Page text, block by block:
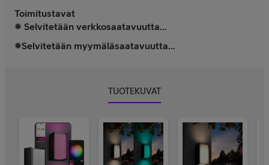
Toimitustavat
Selvitetään verkkosaatavuutta...
Selvitetään myymäläsaatavuutta...
TUOTEKUVAT